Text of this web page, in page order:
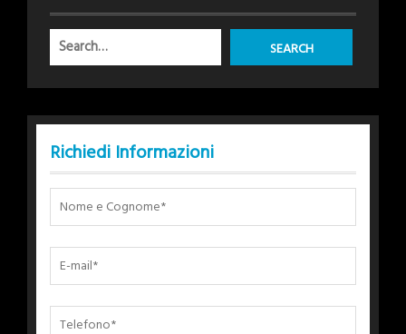
Richiedi Informazioni